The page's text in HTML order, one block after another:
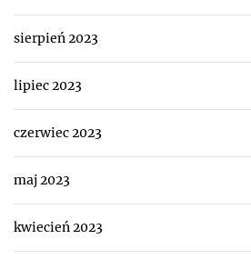
sierpień 2023
lipiec 2023
czerwiec 2023
maj 2023
kwiecień 2023